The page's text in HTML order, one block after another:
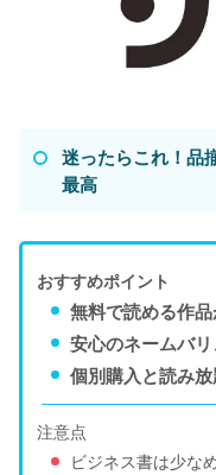
迷ったらこれ！品
最高
おすすめポイント
無料で読める作
安心のネームバ
個別購入と読み
注意点
ビジネス書は少な